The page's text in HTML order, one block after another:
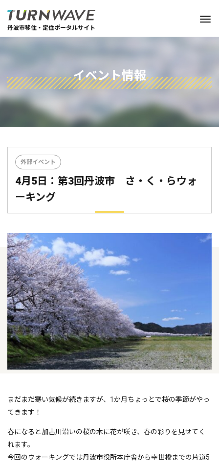
丹波市移住・定住ポータルサイト
イベント情報
外部イベント
4月5日：第3回丹波市 さ・く・らウォ
ーキング
まだまだ寒い気候が続きますが、1か月ちょっとで桜の季節がやっ
てきます！
春になると加古川沿いの桜の木に花が咲き、春の彩りを見せてく
れます。
今回のウォーキングでは丹波市役所本庁舎から幸世橋までの片道5